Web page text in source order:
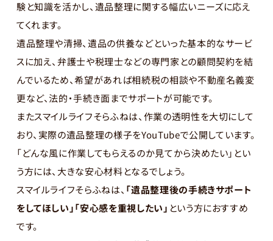
験と知識を活かし、遺品整理に関する幅広いニーズに応え
てくれます。
遺品整理や清掃、遺品の供養などといった基本的なサービ
スに加え、弁護士や税理士などの専門家との顧問契約を結
んでいるため、希望があれば相続税の相談や不動産名義変
更など、法的・手続き面までサポートが可能です。
またスマイルライフそらふねは、作業の透明性を大切にして
おり、実際の遺品整理の様子をYouTubeで公開しています。
「どんな風に作業してもらえるのか見てから決めたい」とい
う方には、大きな安心材料となるでしょう。
スマイルライフそらふねは、 「遺品整理後の手続きサポート
をしてほしい」「安心感を重視したい」 という方におすすめ
です。